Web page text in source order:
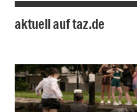
aktuell auf taz.de